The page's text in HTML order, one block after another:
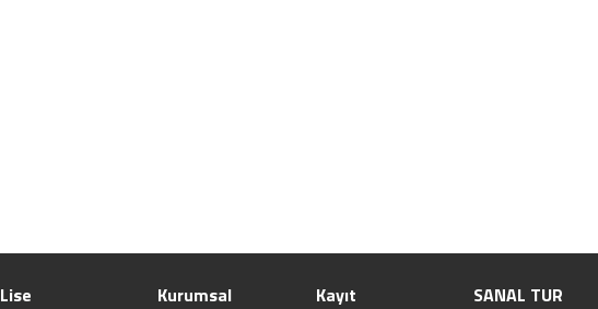
Lise Kurumsal Kayıt SANAL TUR